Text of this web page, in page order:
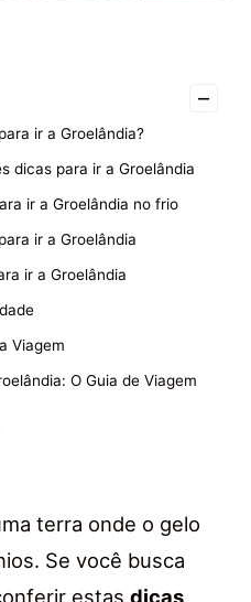
–
ir a Groelândia?
dicas para ir a Groelândia
ir a Groelândia no frio
ir a Groelândia
ir a Groelândia
Viagem
O Guia de Viagem
terra onde o gelo
Se você busca
estas dicas